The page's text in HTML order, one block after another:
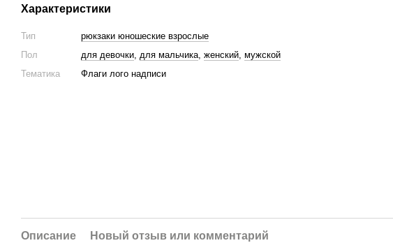
Характеристики
Тип
рюкзаки юношеские взрослые
Пол
для девочки, для мальчика, женский, мужской
Тематика
Флаги лого надписи
Описание Новый отзыв или комментарий